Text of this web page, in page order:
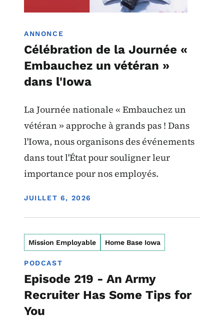
ANNONCE
Célébration de la Journée «
Embauchez un vétéran »
dans l'Iowa
La Journée nationale « Embauchez un
vétéran » approche à grands pas ! Dans
l'Iowa, nous organisons des événements
dans tout l'État pour souligner leur
importance pour nos employés.
DISPLAY DATE
JUILLET 6, 2026
Mission Employable Home Base Iowa
PODCAST
Episode 219 - An Army
Recruiter Has Some Tips for
You